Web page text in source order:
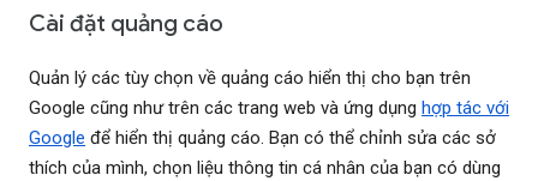
Cài đặt quảng cáo
Quản lý các tùy chọn về quảng cáo hiển thị cho bạn trên
Google cũng như trên các trang web và ứng dụng hợp tác với
Google để hiển thị quảng cáo. Bạn có thể chỉnh sửa các sở
thích của mình, chọn liệu thông tin cá nhân của bạn có dùng